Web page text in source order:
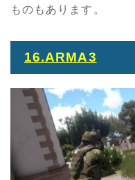
ものもあります。
16.ARMA3